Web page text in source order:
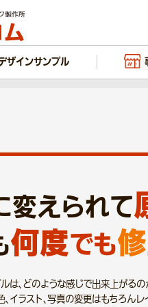
ザインサンプル
変えられて
何度でも
は、どのような感じで出来上がる
、イラスト、写真の変更はもちろん